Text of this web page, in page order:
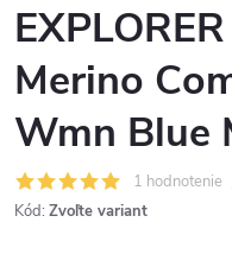
Merino
Wmn Blue
1 hodnotenie
Kód: Zvoľte variant